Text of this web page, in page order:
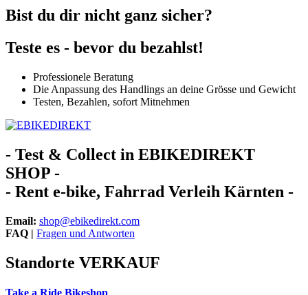
Bist du dir nicht ganz sicher?​
Teste es - bevor du bezahlst!
Professionele Beratung
Die Anpassung des Handlings an deine Grösse und Gewicht
Testen, Bezahlen, sofort Mitnehmen
- Test & Collect in EBIKEDIREKT
SHOP -
- Rent e-bike, Fahrrad Verleih Kärnten -
Email: shop@ebikedirekt.com
FAQ | Fragen und Antworten
Standorte VERKAUF
Take a Ride Bikeshop